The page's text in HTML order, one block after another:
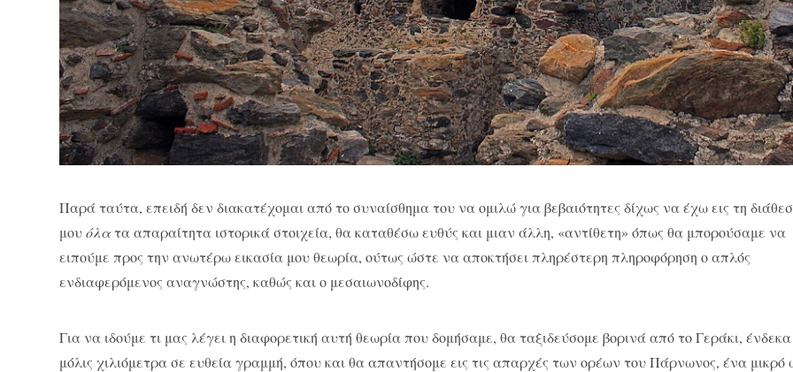
Παρά ταύτα, επειδή δεν διακατέχομαι από το συναίσθημα του να ομιλώ για βεβαιότητες δίχως να έχω εις τη
μουόλατα απαραίτητα ιστορικά στοιχεία, θα καταθέσω ευθύς και μιαν άλλη, «αντίθετη» όπως θα μπορούσαμε να
ειπούμε προς την ανωτέρω εικασία μου θεωρία, ούτως ώστε να αποκτήσει πληρέστερη πληροφόρηση ο απλός
ενδιαφερόμενος αναγνώστης, καθώς και ο μεσαιωνοδίφης.
Για να ιδούμε τι μας λέγει η διαφορετική αυτή θεωρία που δομήσαμε, θα ταξιδεύσομε βορινά από το Γεράκι, ένδεκα
μόλις χιλιόμετρα σε ευθεία γραμμή, όπου και θα απαντήσομε εις τις απαρχές των ορέων του Πάρνωνος, ένα μικρό